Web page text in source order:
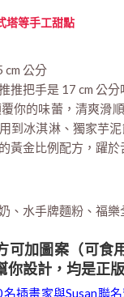
塔等手工甜點
cm 公分
推把手是 17 cm 公
你的味蕾，清爽滑
到冰淇淋、獨家芋
黃金比例配方，躍
、水手牌麵粉、福
可加圖案（可
你設計，均是正
插畫家與Susan聯